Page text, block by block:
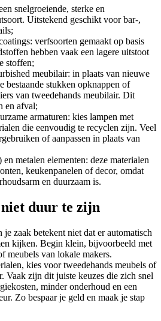
snelgroeiende, sterke en
Uitstekend geschikt voor bar-,
verfsoorten gemaakt op basis
hebben vaak een lagere uitstoot
stoffen;
meubilair: in plaats van nieuwe
bestaande stukken opknappen of
van tweedehands meubilair. Dit
en afval;
armaturen: kies lampen met
die eenvoudig te recyclen zijn. Veel
of aanpassen in plaats van
metalen elementen: deze materialen
keukenpanelen of decor, omdat
en duurzaam is.
duur te zijn
zaak betekent niet dat er automatisch
kijken. Begin klein, bijvoorbeeld met
meubels van lokale makers.
kies voor tweedehands meubels of
Vaak zijn dit juiste keuzes die zich snel
minder onderhoud en een
Zo bespaar je geld en maak je stap